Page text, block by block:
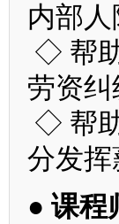
内部人
◇ 帮
劳资
◇ 帮
分发
● 课程